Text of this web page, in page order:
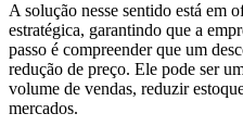
A solução nesse sentido está em
estratégica, garantindo que a
passo é compreender que um
redução de preço. Ele pode ser
volume de vendas, reduzir
mercados.